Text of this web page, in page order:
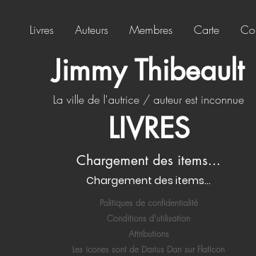
Livres Auteurs Membres Carte
Jimmy Thibeault
La ville de l'autrice / auteur est inconnue
LIVRES
Chargement des items...
Chargement des items...
Politiques de confidentialité
Conditions d'utilisation
Attributions
Les icones sont de Darius Dan sur FlatIcon